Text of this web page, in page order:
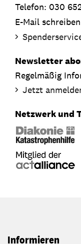
Telefon: 030
E-Mail schreiben
Newsletter
Regelmäßig
Jetzt
Netzwerk und
Informieren